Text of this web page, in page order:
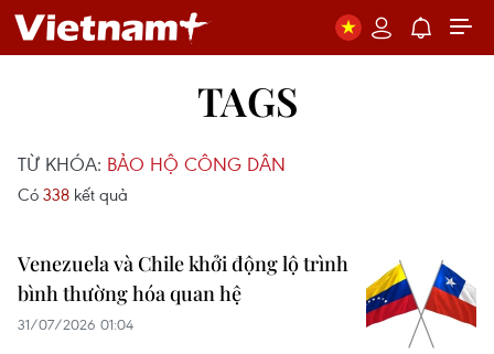
TAGS
TỪ KHÓA: BẢO HỘ CÔNG DÂN
Có 338 kết quả
Venezuela và Chile khởi động lộ trình
bình thường hóa quan hệ
31/07/2026 01:04